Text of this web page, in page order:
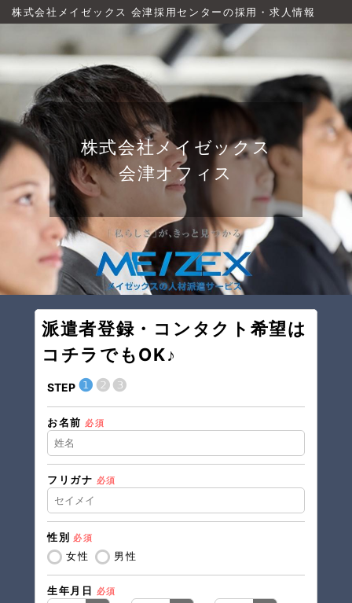
株式会社メイゼックス 会津採用センターの採用・求人情報
株式会社メイゼックス
会津オフィス
派遣者登録・コンタクト希望は
コチラでもOK♪
STEP ❶❷❸
お名前 必須
フリガナ 必須
性別 必須
女性 男性
生年月日 必須